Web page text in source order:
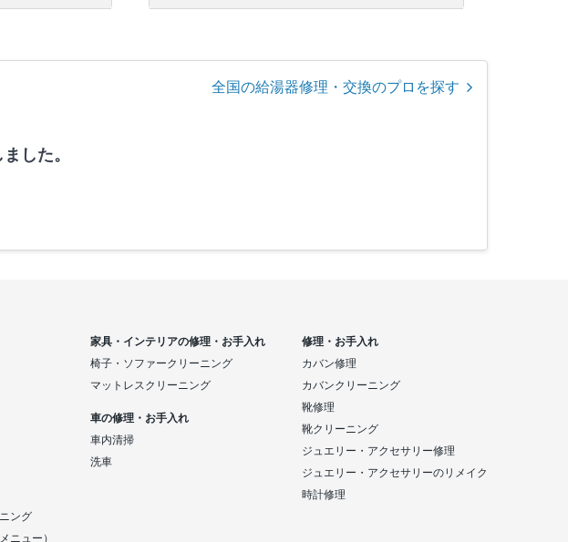
全国の給湯器修理・交換のプロを探す
した。
ング
ニュー）
家具・インテリアの修理・お手入れ
椅子・ソファークリーニング
マットレスクリーニング
車の修理・お手入れ
車内清掃
洗車
修理・お手入れ
カバン修理
カバンクリーニング
靴修理
靴クリーニング
ジュエリー・アクセサリー修理
ジュエリー・アクセサリーのリメイク
時計修理